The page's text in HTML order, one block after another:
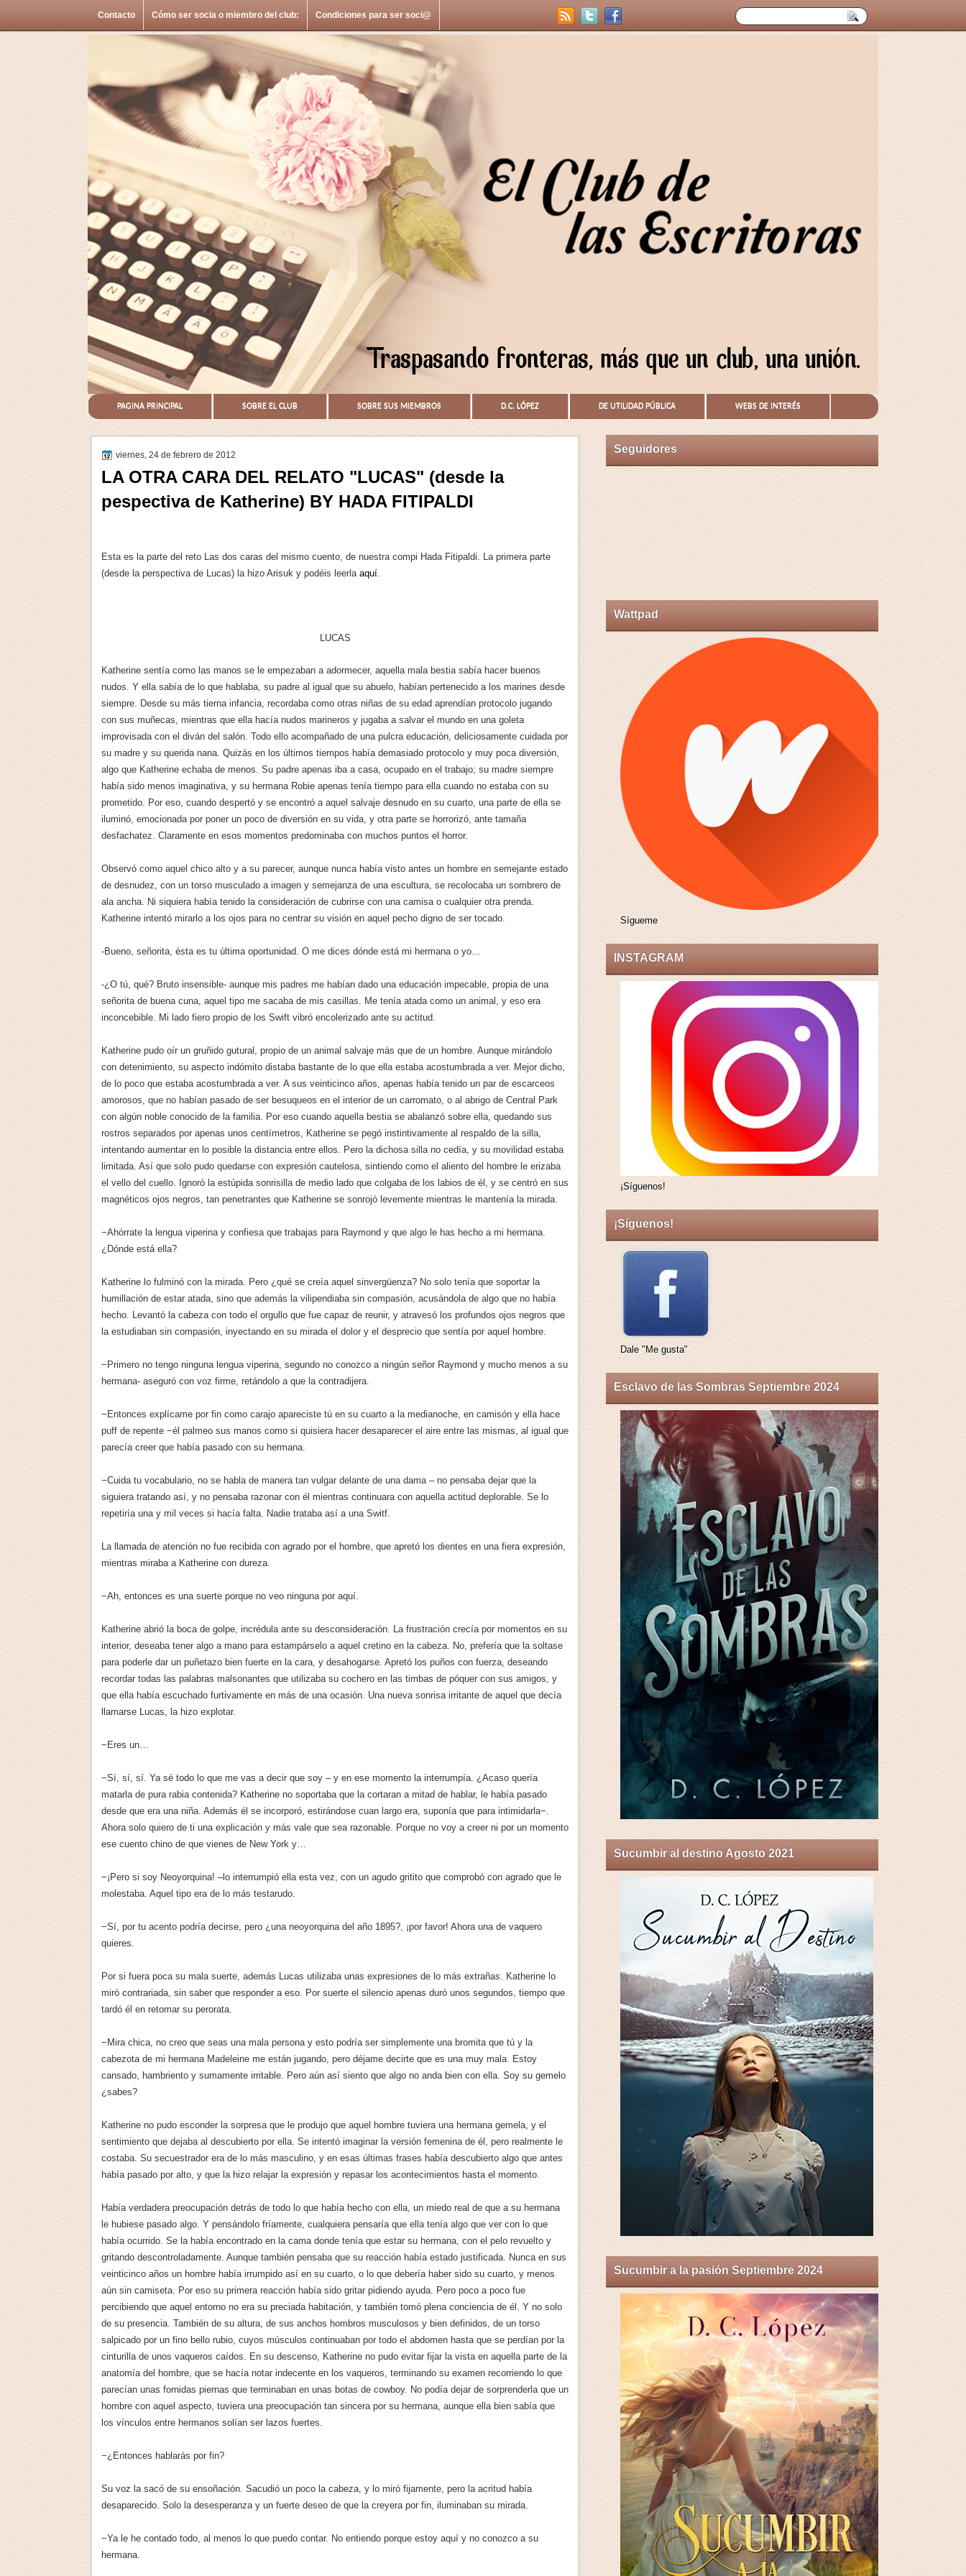
Contacto Cómo ser socia o miembro del club: Condiciones para ser soci@
PAGINA PRINCIPAL SOBRE EL CLUB SOBRE SUS MIEMBROS D.C. LÓPEZ DE UTILIDAD PÚBLICA WEBS DE INTERÉS
viernes, 24 de febrero de 2012
LA OTRA CARA DEL RELATO "LUCAS" (desde la
pespectiva de Katherine) BY HADA FITIPALDI
Esta es la parte del reto Las dos caras del mismo cuento, de nuestra compi Hada Fitipaldi. La primera parte
(desde la perspectiva de Lucas) la hizo Arisuk y podéis leerla aquí.
LUCAS
Katherine sentía como las manos se le empezaban a adormecer, aquella mala bestia sabía hacer buenos
nudos. Y ella sabía de lo que hablaba, su padre al igual que su abuelo, habían pertenecido a los marines desde
siempre. Desde su más tierna infancia, recordaba como otras niñas de su edad aprendían protocolo jugando
con sus muñecas, mientras que ella hacía nudos marineros y jugaba a salvar el mundo en una goleta
improvisada con el diván del salón. Todo ello acompañado de una pulcra educación, deliciosamente cuidada por
su madre y su querida nana. Quizás en los últimos tiempos había demasiado protocolo y muy poca diversión,
algo que Katherine echaba de menos. Su padre apenas iba a casa, ocupado en el trabajo; su madre siempre
había sido menos imaginativa, y su hermana Robie apenas tenía tiempo para ella cuando no estaba con su
prometido. Por eso, cuando despertó y se encontró a aquel salvaje desnudo en su cuarto, una parte de ella se
iluminó, emocionada por poner un poco de diversión en su vida, y otra parte se horrorizó, ante tamaña
desfachatez. Claramente en esos momentos predominaba con muchos puntos el horror.
Observó como aquel chico alto y a su parecer, aunque nunca había visto antes un hombre en semejante estado
de desnudez, con un torso musculado a imagen y semejanza de una escultura, se recolocaba un sombrero de
ala ancha. Ni siquiera había tenido la consideración de cubrirse con una camisa o cualquier otra prenda.
Katherine intentó mirarlo a los ojos para no centrar su visión en aquel pecho digno de ser tocado.
-Bueno, señorita, ésta es tu última oportunidad. O me dices dónde está mi hermana o yo…
-¿O tú, qué? Bruto insensible- aunque mis padres me habían dado una educación impecable, propia de una
señorita de buena cuna, aquel tipo me sacaba de mis casillas. Me tenía atada como un animal, y eso era
inconcebible. Mi lado fiero propio de los Swift vibró encolerizado ante su actitud.
Katherine pudo oír un gruñido gutural, propio de un animal salvaje más que de un hombre. Aunque mirándolo
con detenimiento, su aspecto indómito distaba bastante de lo que ella estaba acostumbrada a ver. Mejor dicho,
de lo poco que estaba acostumbrada a ver. A sus veinticinco años, apenas había tenido un par de escarceos
amorosos, que no habían pasado de ser besuqueos en el interior de un carromato, o al abrigo de Central Park
con algún noble conocido de la familia. Por eso cuando aquella bestia se abalanzó sobre ella, quedando sus
rostros separados por apenas unos centímetros, Katherine se pegó instintivamente al respaldo de la silla,
intentando aumentar en lo posible la distancia entre ellos. Pero la dichosa silla no cedía, y su movilidad estaba
limitada. Así que solo pudo quedarse con expresión cautelosa, sintiendo como el aliento del hombre le erizaba
el vello del cuello. Ignoró la estúpida sonrisilla de medio lado que colgaba de los labios de él, y se centró en sus
magnéticos ojos negros, tan penetrantes que Katherine se sonrojó levemente mientras le mantenía la mirada.
−Ahórrate la lengua viperina y confiesa que trabajas para Raymond y que algo le has hecho a mi hermana.
¿Dónde está ella?
Katherine lo fulminó con la mirada. Pero ¿qué se creía aquel sinvergüenza? No solo tenía que soportar la
humillación de estar atada, sino que además la vilipendiaba sin compasión, acusándola de algo que no había
hecho. Levantó la cabeza con todo el orgullo que fue capaz de reunir, y atravesó los profundos ojos negros que
la estudiaban sin compasión, inyectando en su mirada el dolor y el desprecio que sentía por aquel hombre.
−Primero no tengo ninguna lengua viperina, segundo no conozco a ningún señor Raymond y mucho menos a su
hermana- aseguró con voz firme, retándolo a que la contradijera.
−Entonces explícame por fin como carajo apareciste tú en su cuarto a la medianoche, en camisón y ella hace
puff de repente −él palmeo sus manos como si quisiera hacer desaparecer el aire entre las mismas, al igual que
parecía creer que había pasado con su hermana.
−Cuida tu vocabulario, no se habla de manera tan vulgar delante de una dama – no pensaba dejar que la
siguiera tratando así, y no pensaba razonar con él mientras continuara con aquella actitud deplorable. Se lo
repetiría una y mil veces si hacía falta. Nadie trataba así a una Switf.
La llamada de atención no fue recibida con agrado por el hombre, que apretó los dientes en una fiera expresión,
mientras miraba a Katherine con dureza.
−Ah, entonces es una suerte porque no veo ninguna por aquí.
Katherine abrió la boca de golpe, incrédula ante su desconsideración. La frustración crecía por momentos en su
interior, deseaba tener algo a mano para estampárselo a aquel cretino en la cabeza. No, prefería que la soltase
para poderle dar un puñetazo bien fuerte en la cara, y desahogarse. Apretó los puños con fuerza, deseando
recordar todas las palabras malsonantes que utilizaba su cochero en las timbas de póquer con sus amigos, y
que ella había escuchado furtivamente en más de una ocasión. Una nueva sonrisa irritante de aquel que decía
llamarse Lucas, la hizo explotar.
−Eres un…
−Sí, sí, sí. Ya sé todo lo que me vas a decir que soy – y en ese momento la interrumpía. ¿Acaso quería
matarla de pura rabia contenida? Katherine no soportaba que la cortaran a mitad de hablar, le había pasado
desde que era una niña. Además él se incorporó, estirándose cuan largo era, suponía que para intimidarla−.
Ahora solo quiero de ti una explicación y más vale que sea razonable. Porque no voy a creer ni por un momento
ese cuento chino de que vienes de New York y…
−¡Pero si soy Neoyorquina! –lo interrumpió ella esta vez, con un agudo gritito que comprobó con agrado que le
molestaba. Aquel tipo era de lo más testarudo.
−Sí, por tu acento podría decirse, pero ¿una neoyorquina del año 1895?, ¡por favor! Ahora una de vaquero
quieres.
Por si fuera poca su mala suerte, además Lucas utilizaba unas expresiones de lo más extrañas. Katherine lo
miró contrariada, sin saber que responder a eso. Por suerte el silencio apenas duró unos segundos, tiempo que
tardó él en retomar su perorata.
−Mira chica, no creo que seas una mala persona y esto podría ser simplemente una bromita que tú y la
cabezota de mi hermana Madeleine me están jugando, pero déjame decirte que es una muy mala. Estoy
cansado, hambriento y sumamente irritable. Pero aún así siento que algo no anda bien con ella. Soy su gemelo
¿sabes?
Katherine no pudo esconder la sorpresa que le produjo que aquel hombre tuviera una hermana gemela, y el
sentimiento que dejaba al descubierto por ella. Se intentó imaginar la versión femenina de él, pero realmente le
costaba. Su secuestrador era de lo más masculino, y en esas últimas frases había descubierto algo que antes
había pasado por alto, y que la hizo relajar la expresión y repasar los acontecimientos hasta el momento.
Había verdadera preocupación detrás de todo lo que había hecho con ella, un miedo real de que a su hermana
le hubiese pasado algo. Y pensándolo fríamente, cualquiera pensaría que ella tenía algo que ver con lo que
había ocurrido. Se la había encontrado en la cama donde tenía que estar su hermana, con el pelo revuelto y
gritando descontroladamente. Aunque también pensaba que su reacción había estado justificada. Nunca en sus
veinticinco años un hombre había irrumpido así en su cuarto, o lo que debería haber sido su cuarto, y menos
aún sin camiseta. Por eso su primera reacción había sido gritar pidiendo ayuda. Pero poco a poco fue
percibiendo que aquel entorno no era su preciada habitación, y también tomó plena conciencia de él. Y no solo
de su presencia. También de su altura, de sus anchos hombros musculosos y bien definidos, de un torso
salpicado por un fino bello rubio, cuyos músculos continuaban por todo el abdomen hasta que se perdían por la
cinturilla de unos vaqueros caídos. En su descenso, Katherine no pudo evitar fijar la vista en aquella parte de la
anatomía del hombre, que se hacía notar indecente en los vaqueros, terminando su examen recorriendo lo que
parecían unas fornidas piernas que terminaban en unas botas de cowboy. No podía dejar de sorprenderla que un
hombre con aquel aspecto, tuviera una preocupación tan sincera por su hermana, aunque ella bien sabía que
los vínculos entre hermanos solían ser lazos fuertes.
−¿Entonces hablarás por fin?
Su voz la sacó de su ensoñación. Sacudió un poco la cabeza, y lo miró fijamente, pero la acritud había
desaparecido. Solo la desesperanza y un fuerte deseo de que la creyera por fin, iluminaban su mirada.
−Ya le he contado todo, al menos lo que puedo contar. No entiendo porque estoy aquí y no conozco a su
hermana.
Seguidores
Wattpad
Sígueme
INSTAGRAM
¡Síguenos!
¡Síguenos!
Dale "Me gusta"
Esclavo de las Sombras Septiembre 2024
Sucumbir al destino Agosto 2021
Sucumbir a la pasión Septiembre 2024